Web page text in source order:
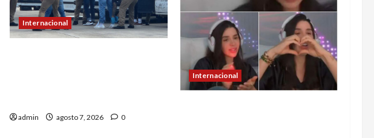
Internacional
admin agosto 7, 2026 0
Internacional